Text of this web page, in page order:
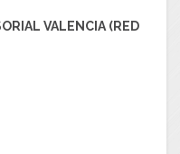
VALENCIA (RED